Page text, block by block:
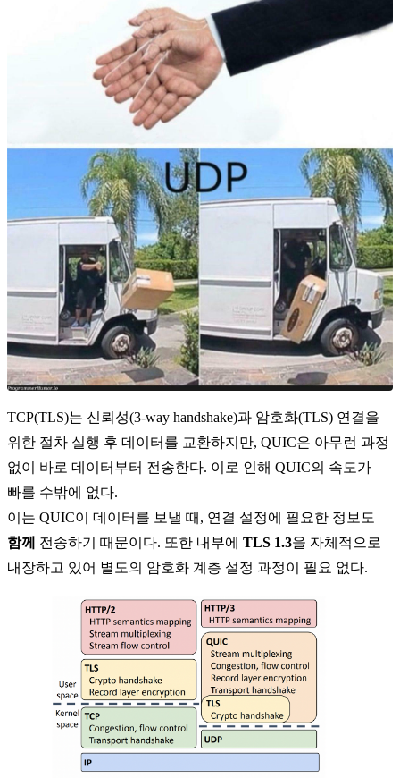
TCP(TLS)는 신뢰성(3-way handshake)과 암호화(TLS) 연결을
위한 절차 실행 후 데이터를 교환하지만, QUIC은 아무런 과정
없이 바로 데이터부터 전송한다. 이로 인해 QUIC의 속도가
빠를 수밖에 없다.
이는 QUIC이 데이터를 보낼 때, 연결 설정에 필요한 정보도
함께
전송하기 때문이다. 또한 내부에 TLS 1.3을 자체적으로
내장하고 있어 별도의 암호화 계층 설정 과정이 필요 없다.